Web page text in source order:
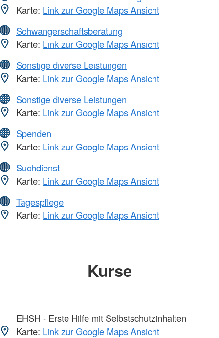
Karte: Link zur Google Maps Ansicht
Schwangerschaftsberatung
Karte: Link zur Google Maps Ansicht
Sonstige diverse Leistungen
Karte: Link zur Google Maps Ansicht
Sonstige diverse Leistungen
Karte: Link zur Google Maps Ansicht
Spenden
Karte: Link zur Google Maps Ansicht
Suchdienst
Karte: Link zur Google Maps Ansicht
Tagespflege
Karte: Link zur Google Maps Ansicht
Kurse
EHSH - Erste Hilfe mit Selbstschutzinhalten
Karte: Link zur Google Maps Ansicht